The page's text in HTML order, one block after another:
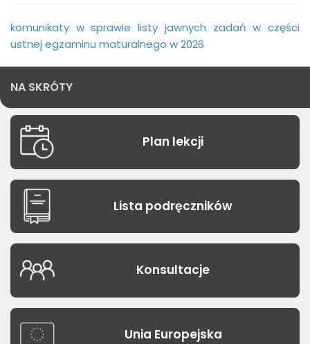
komunikaty w sprawie listy jawnych zadań w części
ustnej egzaminu maturalnego w 2026
NA SKRÓTY
Plan lekcji
Lista podręczników
Konsultacje
Unia Europejska